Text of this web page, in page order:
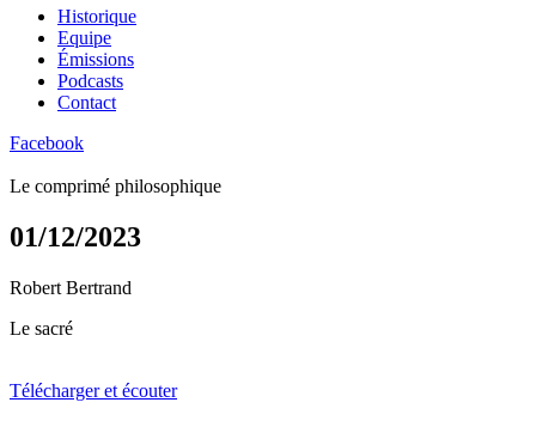
Historique
Equipe
Émissions
Podcasts
Contact
Facebook
Le comprimé philosophique
01/12/2023
Robert Bertrand
Le sacré
Télécharger et écouter